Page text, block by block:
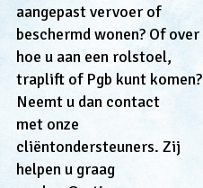
aangepast vervoer of
beschermd wonen? Of over
hoe u aan een rolstoel,
traplift of Pgb kunt komen?
Neemt u dan contact
met onze
cliëntondersteuners. Zij
helpen u graag